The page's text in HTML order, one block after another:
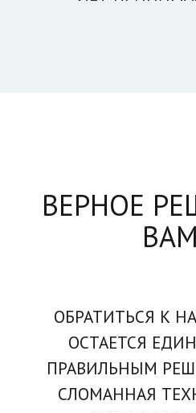
ВЕРНОЕ
ОБРАТИТЬСЯ К
ОСТАЕТСЯ
ПРАВИЛЬНЫМ
СЛОМАННАЯ